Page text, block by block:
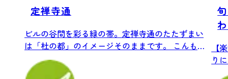
定禅寺通
ビルの谷間を彩る緑の帯。定禅寺通のたたずまい
は「杜の都」のイメージそのままです。 こんもり
と茂...
【
り
毎